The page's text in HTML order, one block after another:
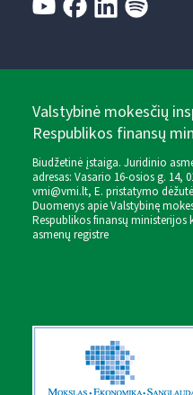
Valstybinė mokesčių
Respublikos finansų
Biudžetinė įstaiga. Juridinio
adresas: Vasario 16-osios g. 14,
vmi@vmi.lt, E. pristatymo
Duomenys apie Valstybinę
Respublikos finansų
asmenų registre